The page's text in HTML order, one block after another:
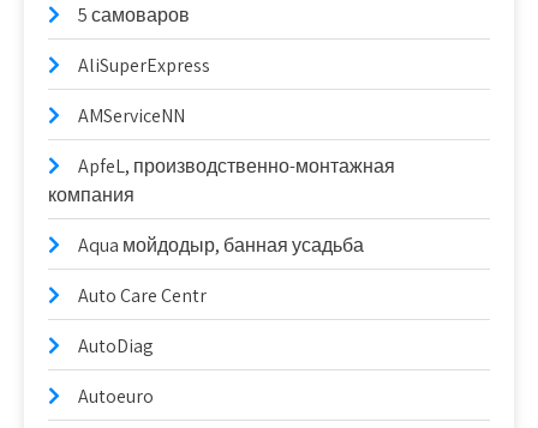
5 самоваров
AliSuperExpress
AMServiceNN
ApfeL, производственно-монтажная
компания
Aqua мойдодыр, банная усадьба
Auto Care Centr
AutoDiag
Autoeuro